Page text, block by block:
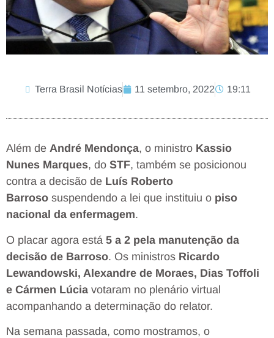
Terra Brasil Notícias 11 setembro, 2022 19:11
Além de André Mendonça, o ministro Kassio
Nunes Marques, do STF, também se posicionou
contra a decisão de Luís Roberto
Barroso suspendendo a lei que instituiu o piso
nacional da enfermagem.
O placar agora está 5 a 2 pela manutenção da
decisão de Barroso. Os ministros Ricardo
Lewandowski, Alexandre de Moraes, Dias Toffoli
e Cármen Lúcia votaram no plenário virtual
acompanhando a determinação do relator.
Na semana passada, como mostramos, o